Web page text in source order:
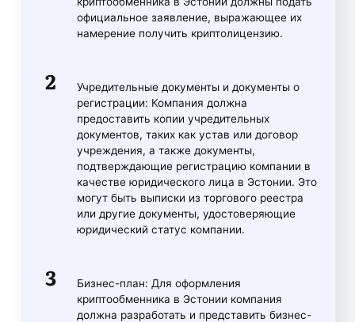
официальное заявление, выражающее их
намерение получить криптолицензию.
Учредительные документы и документы о
регистрации: Компания должна
предоставить копии учредительных
документов, таких как устав или договор
учреждения, а также документы,
подтверждающие регистрацию компании в
качестве юридического лица в Эстонии. Это
могут быть выписки из торгового реестра
или другие документы, удостоверяющие
юридический статус компании.
Бизнес-план: Для оформления
криптообменника в Эстонии компания
должна разработать и представить бизнес-